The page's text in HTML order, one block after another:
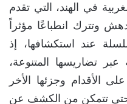
في الهند، التي تقدم
وتترك انطباعًا مؤثراً
عند استكشافها، إذ
تضاريسها المتنوعة،
الأقدام وجزئها الأخر
حتى تتمكن من الكشف عن